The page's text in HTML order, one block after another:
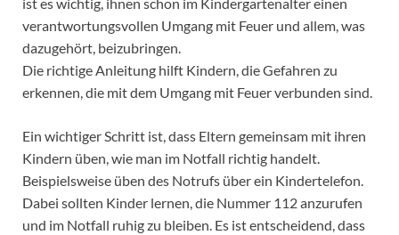
verantwortungsvollen Umgang mit Feuer und allem, was
dazugehört, beizubringen.
Die richtige Anleitung hilft Kindern, die Gefahren zu
erkennen, die mit dem Umgang mit Feuer verbunden sind.
Ein wichtiger Schritt ist, dass Eltern gemeinsam mit ihren
Kindern üben, wie man im Notfall richtig handelt.
Beispielsweise üben des Notrufs über ein Kindertelefon.
Dabei sollten Kinder lernen, die Nummer 112 anzurufen
und im Notfall ruhig zu bleiben. Es ist entscheidend, dass